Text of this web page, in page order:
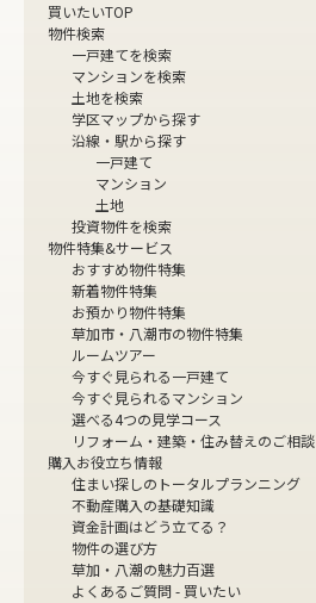
買いたいTOP
物件検索
一戸建てを検索
マンションを検索
土地を検索
学区マップから探す
沿線・駅から探す
一戸建て
マンション
土地
投資物件を検索
物件特集&サービス
おすすめ物件特集
新着物件特集
お預かり物件特集
草加市・八潮市の物件特集
ルームツアー
今すぐ見られる一戸建て
今すぐ見られるマンション
選べる4つの見学コース
リフォーム・建築・住み替えのご相談
購入お役立ち情報
住まい探しのトータルプランニング
不動産購入の基礎知識
資金計画はどう立てる？
物件の選び方
草加・八潮の魅力百選
よくあるご質問 - 買いたい